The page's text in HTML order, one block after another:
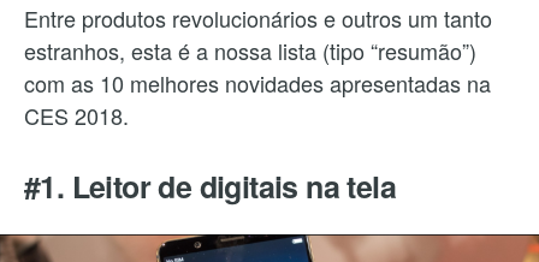
Entre produtos revolucionários e outros um tanto
estranhos, esta é a nossa lista (tipo “resumão”)
com as 10 melhores novidades apresentadas na
CES 2018.
#1. Leitor de digitais na tela